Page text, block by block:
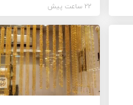
22 ساعت پیش